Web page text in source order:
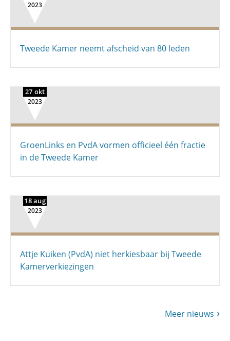
2023
Tweede Kamer neemt afscheid van 80 leden
27 okt
2023
GroenLinks en PvdA vormen officieel één fractie
in de Tweede Kamer
18 aug
2023
Attje Kuiken (PvdA) niet herkiesbaar bij Tweede
Kamerverkiezingen
Meer nieuws